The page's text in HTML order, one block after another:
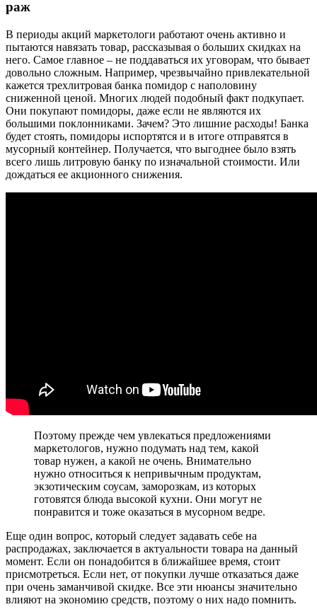
раж
В периоды акций маркетологи работают очень активно и
пытаются навязать товар, рассказывая о больших скидках на
него. Самое главное – не поддаваться их уговорам, что бывает
довольно сложным. Например, чрезвычайно привлекательной
кажется трехлитровая банка помидор с наполовину
сниженной ценой. Многих людей подобный факт подкупает.
Они покупают помидоры, даже если не являются их
большими поклонниками. Зачем? Это лишние расходы! Банка
будет стоять, помидоры испортятся и в итоге отправятся в
мусорный контейнер. Получается, что выгоднее было взять
всего лишь литровую банку по изначальной стоимости. Или
дождаться ее акционного снижения.
Поэтому прежде чем увлекаться предложениями
маркетологов, нужно подумать над тем, какой
товар нужен, а какой не очень. Внимательно
нужно относиться к непривычным продуктам,
экзотическим соусам, заморозкам, из которых
готовятся блюда высокой кухни. Они могут не
понравится и тоже оказаться в мусорном ведре.
Еще один вопрос, который следует задавать себе на
распродажах, заключается в актуальности товара на данный
момент. Если он понадобится в ближайшее время, стоит
присмотреться. Если нет, от покупки лучше отказаться даже
при очень заманчивой скидке. Все эти нюансы значительно
влияют на экономию средств, поэтому о них надо помнить.